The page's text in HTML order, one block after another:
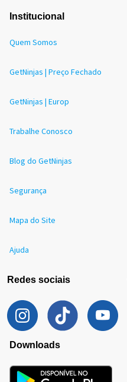
Institucional
Quem Somos
GetNinjas | Preço Fechado
GetNinjas | Europ
Trabalhe Conosco
Blog do GetNinjas
Segurança
Mapa do Site
Ajuda
Redes sociais
Downloads